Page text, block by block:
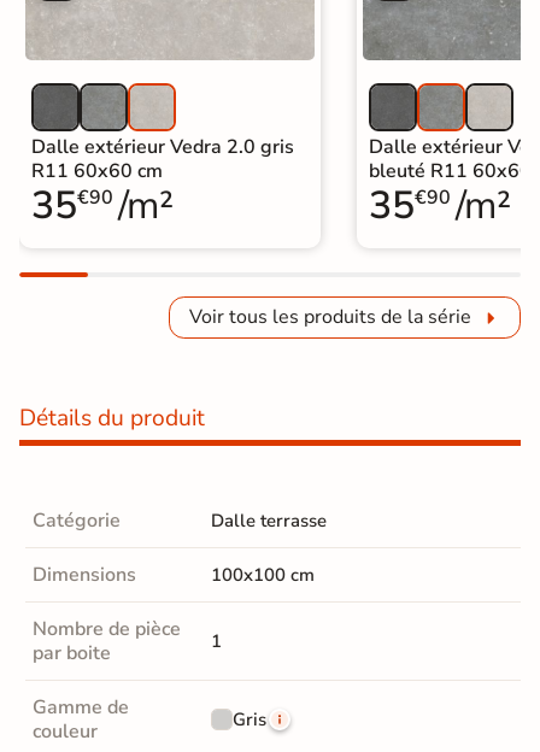
Dalle extérieur Vedra 2.0 gris
R11 60x60 cm
35€90 /m²
Dalle extérieur
bleuté R11 60x60
35€90 /m²
Voir tous les produits de la série
Détails du produit
Catégorie Dalle terrasse
Dimensions 100x100 cm
Nombre de pièce
par boite
1
Gamme de
couleur
Gris